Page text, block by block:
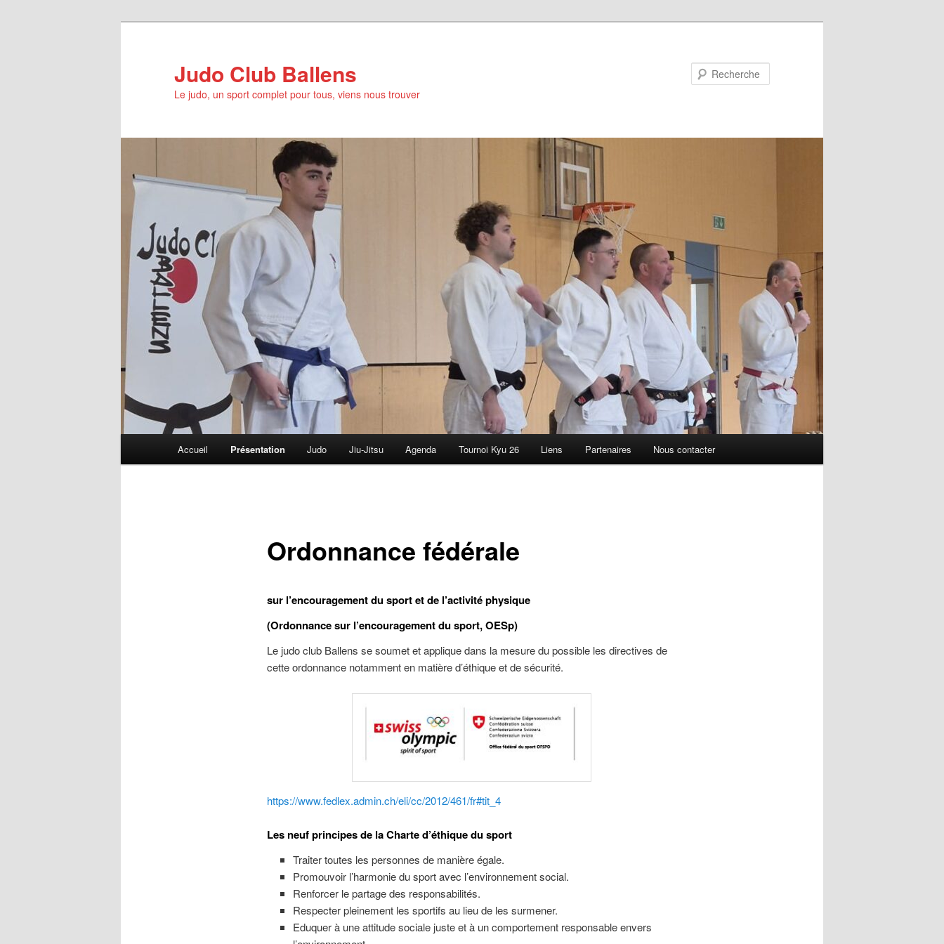
Judo Club Ballens
Le judo, un sport complet pour tous, viens nous trouver
Accueil Présentation Judo Jiu-Jitsu Agenda Tournoi Kyu 26 Liens Partenaires Nous contacter
Ordonnance fédérale
sur l’encouragement du sport et de l’activité physique
(Ordonnance sur l’encouragement du sport, OESp)
Le judo club Ballens se soumet et applique dans la mesure du possible les directives de
cette ordonnance notamment en matière d’éthique et de sécurité.
https://www.fedlex.admin.ch/eli/cc/2012/461/fr#tit_4
Les neuf principes de la Charte d’éthique du sport
Traiter toutes les personnes de manière égale.
Promouvoir l’harmonie du sport avec l’environnement social.
Renforcer le partage des responsabilités.
Respecter pleinement les sportifs au lieu de les surmener.
Eduquer à une attitude sociale juste et à un comportement responsable envers